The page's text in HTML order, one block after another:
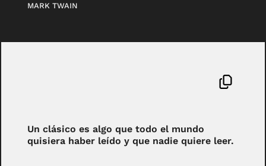
MARK TWAIN
Un clásico es algo que todo el mundo
quisiera haber leído y que nadie quiere leer.